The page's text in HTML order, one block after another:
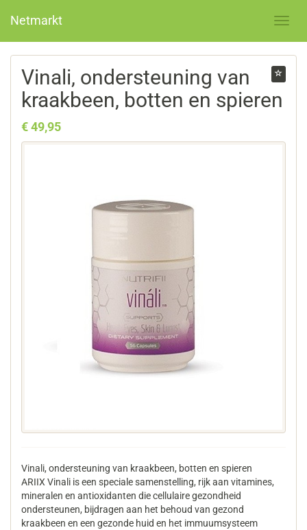
Netmarkt
Vinali, ondersteuning van
kraakbeen, botten en spieren
€ 49,95
Vinali, ondersteuning van kraakbeen, botten en spieren
ARIIX Vinali is een speciale samenstelling, rijk aan vitamines,
mineralen en antioxidanten die cellulaire gezondheid
ondersteunen, bijdragen aan het behoud van gezond
kraakbeen en een gezonde huid en het immuumsysteem